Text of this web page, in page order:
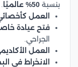
بنسبة 50% عالميًا
العمل
فتح عيادة
الجراحي.
العمل
الانخراط في